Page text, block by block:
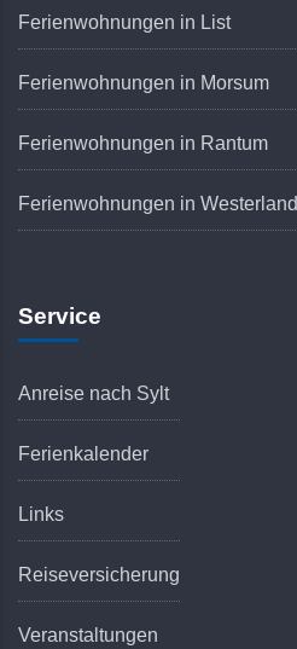
Ferienwohnungen in List
Ferienwohnungen in Morsum
Ferienwohnungen in Rantum
Ferienwohnungen in Westerland
Service
Anreise nach Sylt
Ferienkalender
Links
Reiseversicherung
Veranstaltungen